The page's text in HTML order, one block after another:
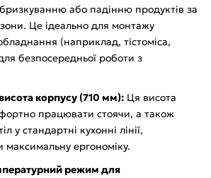
або падінню продуктів за
Це ідеально для монтажу
(наприклад, тістоміса,
безпосередньої роботи з
корпусу (710 мм): Ця висота
працювати стоячи, а також
у стандартні кухонні лінії,
максимальну ергономіку.
режим для